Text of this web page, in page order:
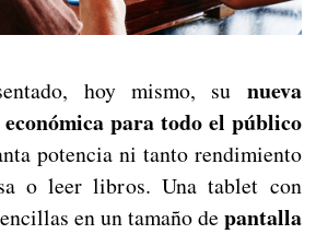
hoy mismo, su nueva
para todo el público
potencia ni tanto rendimiento
o leer libros. Una tablet con
en un tamaño de pantalla